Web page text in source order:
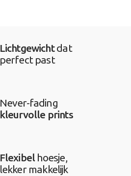
Lichtgewichtdat
perfect past
Never-fading
kleurvolle prints
Flexibelhoesje,
lekker makkelijk